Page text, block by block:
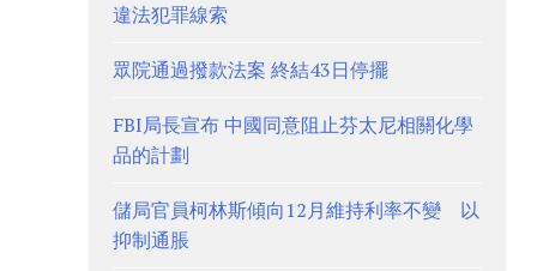
違法犯罪線索
眾院通過撥款法案 終結43日停擺
FBI局長宣布 中國同意阻止芬太尼相關化學
品的計劃
儲局官員柯林斯傾向12月維持利率不變 以
抑制通脹